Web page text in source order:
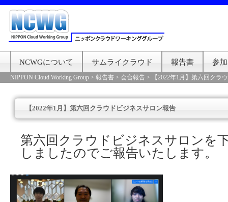
NCWGについて サムライクラウド 報告書 参
NIPPON Cloud Working Group > 報告書 > 会合報告 > 【2022年1月】第六回クラ
【2022年1月】第六回クラウドビジネスサロン報告
第六回クラウドビジネスサロンを
しましたのでご報告いたします。